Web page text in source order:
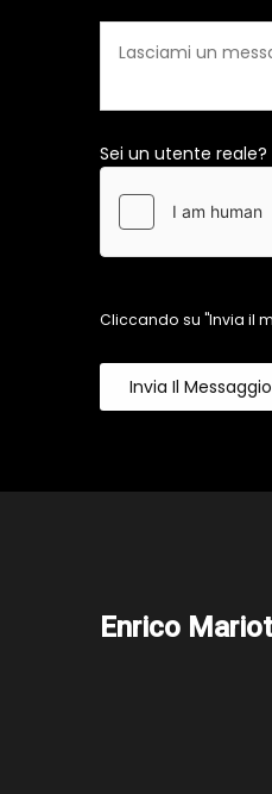
Sei un utente reale?
Cliccando su "Invia il
Invia Il Messaggio
Enrico